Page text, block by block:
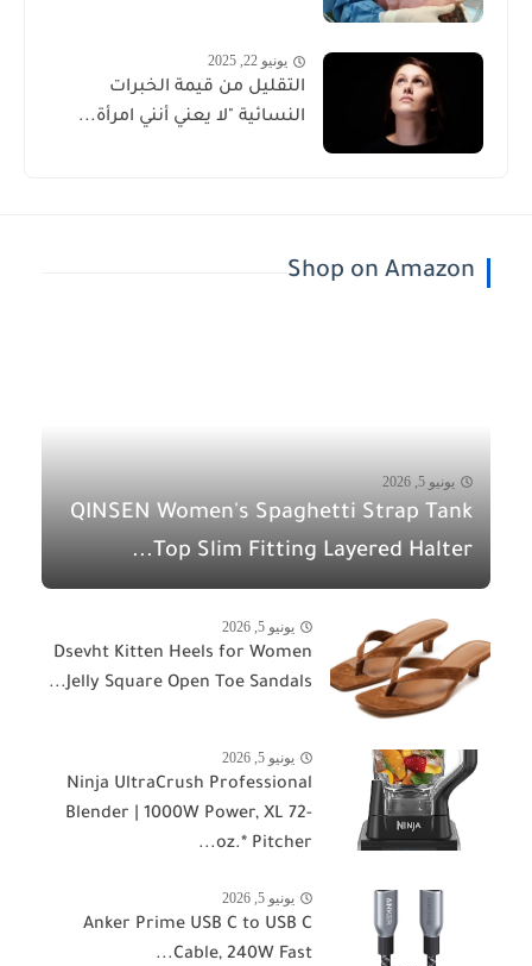
يونيو 22, 2025
التقليل من قيمة الخبرات
النسائية "لا يعني أنني امرأة...
Shop on Amazon
يونيو 5, 2026
QINSEN Women's Spaghetti Strap Tank
Top Slim Fitting Layered Halter...
يونيو 5, 2026
Dsevht Kitten Heels for Women
Jelly Square Open Toe Sandals...
يونيو 5, 2026
Ninja UltraCrush Professional
Blender | 1000W Power, XL 72-
oz.* Pitcher...
يونيو 5, 2026
Anker Prime USB C to USB C
Cable, 240W Fast...